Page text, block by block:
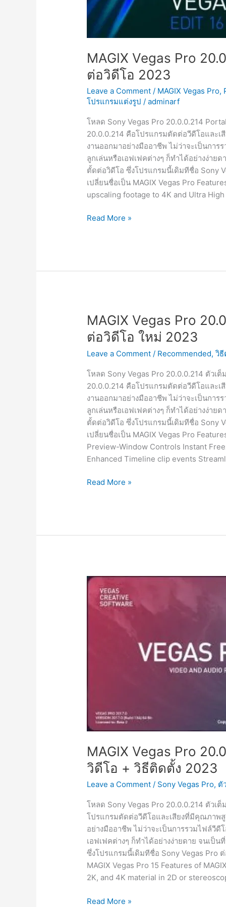
MAGIX Vegas Pro
ต่อวิดีโอ 2023
Leave a Comment / MAGIX Vegas Pro,
โปรแกรมแต่งรูป /adminarf
โหลด Sony Vegas Pro 20.0.0.214
20.0.0.214 คือโปรแกรมตัดต่อวีดีโอและเ
งานออกมาอย่างมืออาชีพ ไม่ว่าจะเป็นกา
ลูกเล่นหรือเอฟเฟคต่างๆ ก็ทำได้อย่างง่าย
ตั้ดต่อวิดีโอ ซึ่งโปรแกรมนี้เดิมทีชื่อ Sony
เปลี่ยนชื่อเป็น MAGIX Vegas Pro
upscaling footage to 4K and Ultra
MAGIX
ต่อ
วิดีโอ
2023
Read More »
MAGIX Vegas Pro
ต่อวิดีโอ ใหม่ 2023
Leave a Comment / Recommended,วิธี
โหลด Sony Vegas Pro 20.0.0.214 ตัวเต็
20.0.0.214 คือโปรแกรมตัดต่อวีดีโอและเ
งานออกมาอย่างมืออาชีพ ไม่ว่าจะเป็นกา
ลูกเล่นหรือเอฟเฟคต่างๆ ก็ทำได้อย่างง่าย
ตั้ดต่อวิดีโอ ซึ่งโปรแกรมนี้เดิมทีชื่อ Sony
เปลี่ยนชื่อเป็น MAGIX Vegas Pro
Preview-Window Controls Instant
Enhanced Timeline clip events
MAGIX
ต่อ
วิดีโอ
ใหม่
Read More »
MAGIX Vegas Pro
วิดีโอ + วิธีติดตั้ง 2023
Leave a Comment / Sony Vegas Pro, ตั
โหลด Sony Vegas Pro 20.0.0.214 ตัวเ
โปรแกรมตัดต่อวีดีโอและเสียงที่มีคุณภาพสู
อย่างมืออาชีพ ไม่ว่าจะเป็นการรวมไฟล์วีดี
เอฟเฟคต่างๆ ก็ทำได้อย่างง่ายดาย จนเป็
ซึ่งโปรแกรมนี้เดิมทีชื่อ Sony Vegas Pro
MAGIX Vegas Pro 15 Features of
2K, and 4K material in 2D or
MAGIX
Read More »